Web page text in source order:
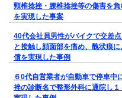
頸椎捻挫・腰椎捻挫等の傷害を
を実現した事案
40代会社員男性がバイクで交差
と接触し顔面部を痛め、醜状痕
償を実現した事例
６0代自営業者が自動車で停車中
挫の診断名で整形外科に通院し